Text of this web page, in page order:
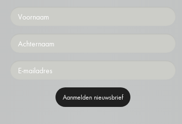
Voornaam
Achternaam
Emailaddress
Aanmelden nieuwsbrief